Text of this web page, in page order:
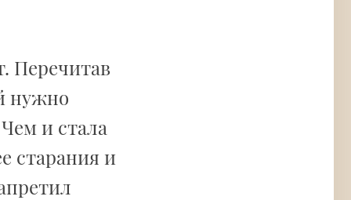
Перечитав
нужно
и стала
старания и